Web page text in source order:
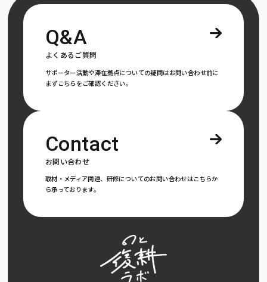
Q&A
よくあるご質問
サポーター活動や滞在拠点についての疑問はお問い合わせ前に
まずこちらをご確認ください。
Contact
お問い合わせ
取材・メディア関連、研修についてのお問い合わせはこちらか
ら承っております。